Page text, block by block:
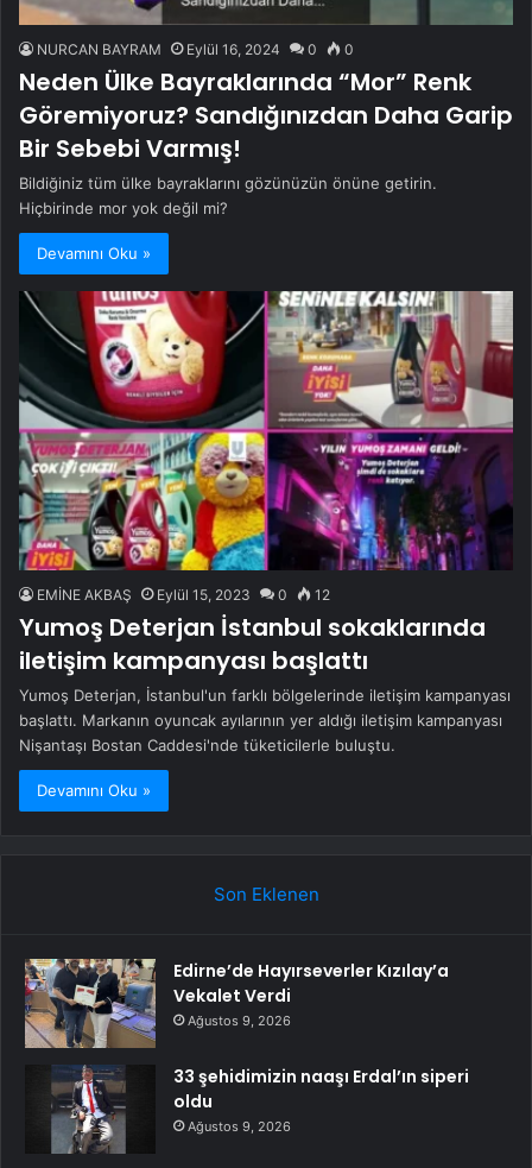
NURCAN BAYRAM Eylül 16, 2024 0 0
Neden Ülke Bayraklarında “Mor” Renk
Göremiyoruz? Sandığınızdan Daha Garip
Bir Sebebi Varmış!
Bildiğiniz tüm ülke bayraklarını gözünüzün önüne getirin.
Hiçbirinde mor yok değil mi?
Devamını Oku »
EMİNE AKBAŞ Eylül 15, 2023 0 12
Yumoş Deterjan İstanbul sokaklarında
iletişim kampanyası başlattı
Yumoş Deterjan, İstanbul'un farklı bölgelerinde iletişim kampanyası
başlattı. Markanın oyuncak ayılarının yer aldığı iletişim kampanyası
Nişantaşı Bostan Caddesi'nde tüketicilerle buluştu.
Devamını Oku »
Son Eklenen
Edirne’de Hayırseverler Kızılay’a
Vekalet Verdi
Ağustos 9, 2026
33 şehidimizin naaşı Erdal’ın siperi
oldu
Ağustos 9, 2026